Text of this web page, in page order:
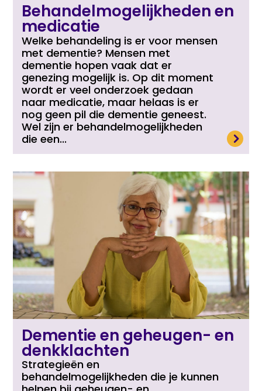
Behandelmogelijkheden en
medicatie
Welke behandeling is er voor mensen
met dementie? Mensen met
dementie hopen vaak dat er
genezing mogelijk is. Op dit moment
wordt er veel onderzoek gedaan
naar medicatie, maar helaas is er
nog geen pil die dementie geneest.
Wel zijn er behandelmogelijkheden
die een...
Dementie en geheugen- en
denkklachten
Strategieën en
behandelmogelijkheden die je kunnen